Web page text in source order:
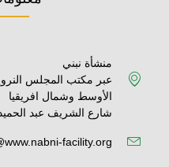
منشأة نبني
عبر مكتب المجلس
الأوسط وشمال افريقيا
شارع الشريف عبد الحميد شرق. 93 11194
facility.org